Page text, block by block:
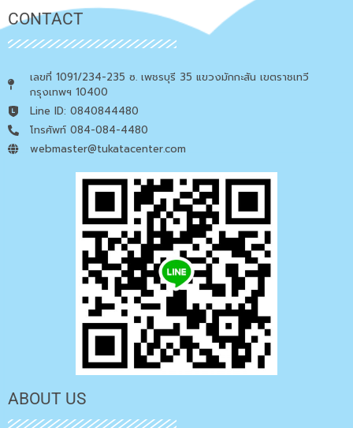
CONTACT
เลขที่ 1091/234-235 ซ. เพชรบุรี 35 แขวงมักกะสัน เขตราชเทวี
กรุงเทพฯ 10400
Line ID: 0840844480
โทรศัพท์ 084-084-4480
webmaster@tukatacenter.com
ABOUT US